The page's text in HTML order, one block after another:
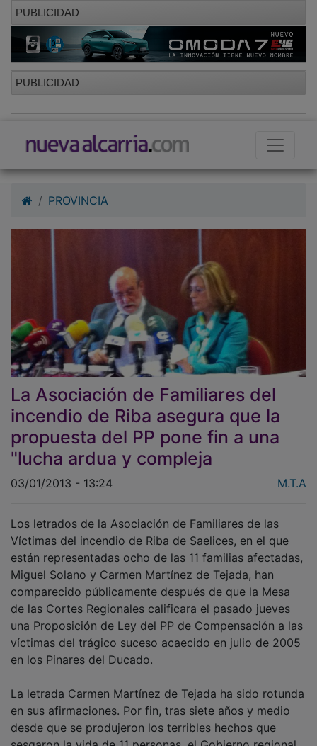
PUBLICIDAD
PUBLICIDAD
La Asociación de Familiares del
incendio de Riba asegura que la
propuesta del PP pone fin a una
"lucha ardua y compleja
03/01/2013 - 13:24
Los letrados de la Asociación de Familiares de las
Víctimas del incendio de Riba de Saelices, en el que
están representadas ocho de las 11 familias afectadas,
Miguel Solano y Carmen Martínez de Tejada, han
comparecido públicamente después de que la Mesa
de las Cortes Regionales calificara el pasado jueves
una Proposición de Ley del PP de Compensación a las
víctimas del trágico suceso acaecido en julio de 2005
La letrada Carmen Martínez de Tejada ha sido rotunda
en sus afirmaciones. Por fin, tras siete años y medio
desde que se produjeron los terribles hechos que